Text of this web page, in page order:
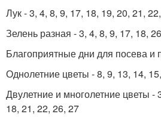
Лук - 3, 4, 8, 9, 17, 18, 19, 20, 21,
Зелень разная - 3, 4, 8, 9, 17, 18,
Благоприятные дни для посева и
Однолетние цветы - 8, 9, 13, 14,
Двулетние и многолетние цветы -
18, 21, 22, 26, 27